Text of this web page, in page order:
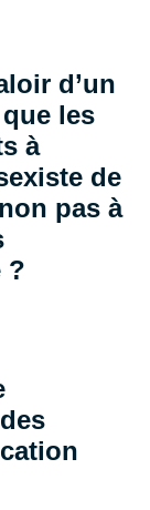
d’un
les
à
de
pas à
?